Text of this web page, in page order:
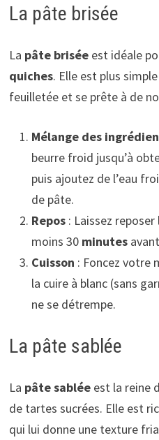
La pâte brisée
La pâte briséeest idéale
quiches. Elle est plus
feuilletée et se prête à de
Mélange des
beurre froid jusqu’à
puis ajoutez de l’eau
de pâte.
Repos: Laissez reposer
moins 30 minutesavant
Cuisson : Foncez votre
la cuire à blanc (sans
ne se détrempe.
La pâte sablée
La pâte sabléeest la reine
de tartes sucrées. Elle est
qui lui donne une texture